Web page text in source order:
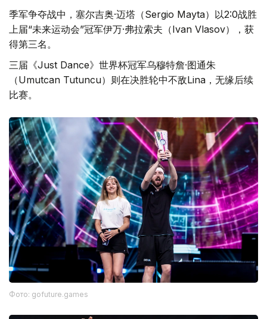
季军争夺战中，塞尔吉奥·迈塔（Sergio Mayta）以2:0战胜
上届“未来运动会”冠军伊万·弗拉索夫（Ivan Vlasov），获
得第三名。
三届《Just Dance》世界杯冠军乌穆特詹·图通朱
（Umutcan Tutuncu）则在决胜轮中不敌Lina，无缘后续
比赛。
Фото: gofuture.games